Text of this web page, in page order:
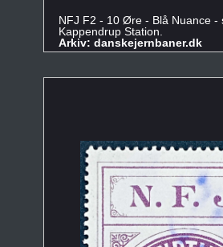
NFJ F2 - 10 Øre - Blå Nuance -
Kappendrup Station.
Arkiv: danskejernbaner.dk